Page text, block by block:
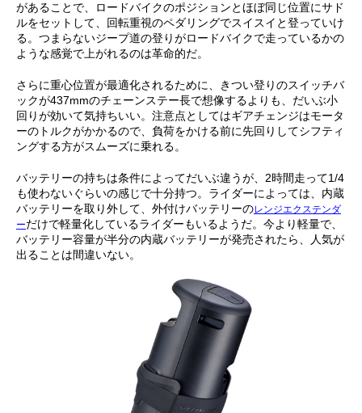
があることで、ロードバイクのポジションとほぼ同じ位置にサド
ルをセットして、回転重視のペダリングでスイスイと登っていけ
る。つまらないジープ道の登りがロードバイクで走っているかの
ような感覚で上がれるのは革命的だ。
さらに重心位置が最適化されるために、きつい登りのスイッチバ
ックが437mmのチェーンステー長で想像するよりも、だいぶ小
回りが効いて気持ちいい。注意点としてはギアチェンジはモータ
ーのトルクがかかるので、負荷をかける前に先回りしてシフティ
ングする方がスムーズに乗れる。
バッテリーの持ちは条件によってだいぶ違うが、2時間走って1/4
も使わないぐらいの感じで十分持つ。ライダーによっては、内蔵
バッテリーを取り外して、外付けバッテリーのレンジエクステンダ
ーだけで軽量化しているライダーもいるようだ。今より軽量で、
バッテリー容量が半分の内蔵バッテリーが発売されたら、人気が
出ることは間違いない。